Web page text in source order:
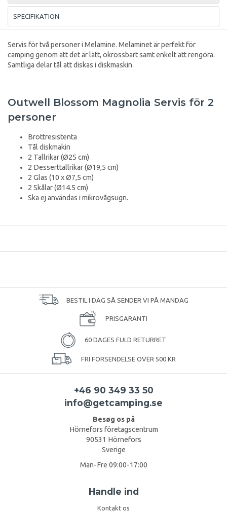
SPECIFIKATION
Servis för två personer i Melamine. Melaminet är perfekt för
camping genom att det är lätt, okrossbart samt enkelt att rengöra.
Samtliga delar tål att diskas i diskmaskin.
Outwell Blossom Magnolia Servis för 2
personer
Brottresistenta
Tål diskmakin
2 Tallrikar (Ø25 cm)
2 Desserttallrikar (Ø19,5 cm)
2 Glas (10 x Ø7,5 cm)
2 Skålar (Ø14.5 cm)
Ska ej användas i mikrovågsugn.
BESTIL I DAG SÅ SENDER VI PÅ MANDAG
PRISGARANTI
60 DAGES FULD RETURRET
FRI FORSENDELSE OVER 500 KR
+46 90 349 33 50
info@getcamping.se
Besøg os på
Hörnefors företagscentrum
90531 Hörnefors
Sverige
Man-Fre 09:00-17:00
Handle ind
Kontakt os